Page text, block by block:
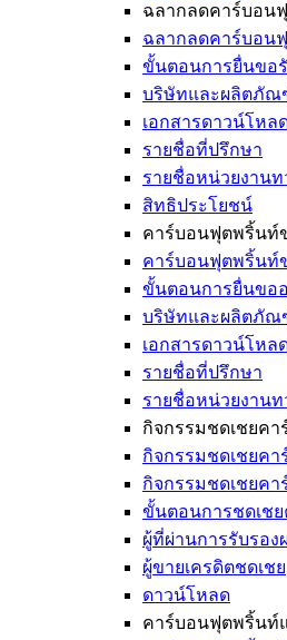
ฉลากลดคาร์บอน
ฉลากลดคาร์บอน
ขั้นตอนการยื่นขอ
บริษัทและผลิตภัณ
เอกสารดาวน์โหล
รายชื่อที่ปรึกษา
รายชื่อหน่วยงาน
สิทธิประโยชน์
คาร์บอนฟุตพริ้นท์
คาร์บอนฟุตพริ้นท์
ขั้นตอนการยื่นขอ
บริษัทและผลิตภัณ
เอกสารดาวน์โหล
รายชื่อที่ปรึกษา
รายชื่อหน่วยงาน
กิจกรรมชดเชยคา
กิจกรรมชดเชยคา
กิจกรรมชดเชยคา
ขั้นตอนการชดเช
ผู้ที่ผ่านการรับรอง
ผู้ขายเครดิตชดเชย
ดาวน์โหลด
คาร์บอนฟุตพริ้นท์